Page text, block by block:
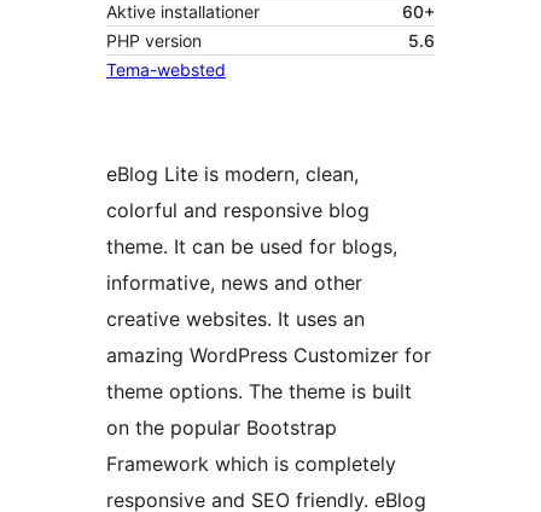
Aktive installationer
60+
PHP version
5.6
Tema-websted
eBlog Lite is modern, clean,
colorful and responsive blog
theme. It can be used for blogs,
informative, news and other
creative websites. It uses an
amazing WordPress Customizer for
theme options. The theme is built
on the popular Bootstrap
Framework which is completely
responsive and SEO friendly. eBlog